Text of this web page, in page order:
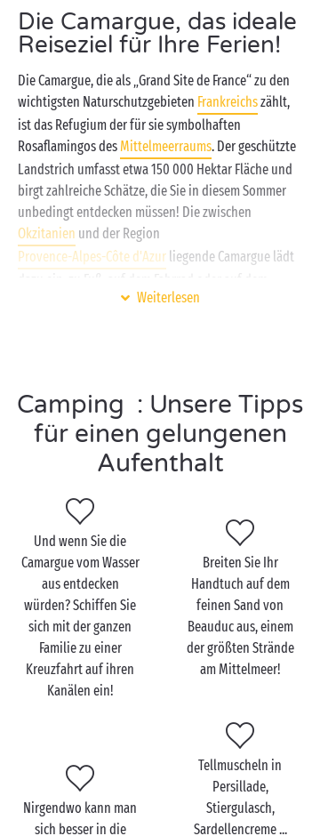
Die Camargue, das ideale
Reiseziel für Ihre Ferien!
Die Camargue, die als „Grand Site de France“ zu den
wichtigsten Naturschutzgebieten Frankreichszählt,
ist das Refugium der für sie symbolhaften
Rosaflamingos des Mittelmeerraums. Der geschützte
Landstrich umfasst etwa 150 000 Hektar Fläche und
birgt zahlreiche Schätze, die Sie in diesem Sommer
unbedingt entdecken müssen! Die zwischen
Okzitanien und der Region
Provence-Alpes-Côte d'Azur liegende Camargue lädt
Rücken eines echten Camargue-Pferdes Urlaub
lassen, empfehlen wir Ihnen einen Aufenthalt in
einemLodge-Zeltfür echte Abenteurer auf unserem
Camping Sandaya an den Pforten zur Camargue! Vor
Sportim Freien, Schwimmbecken,
Familie viel Abwechslung in alle Ihre Ferientage. Das
Abenteuer kann beginnen!
Die Camargue mit der
ganzen Familie
entdecken
Ihnen Gelegenheit, die ganze Schönheit der
Landschaften der Camargue auf sich wirken zu
lassen! Sie reisen mit jungen Reitern an? Entdecken
Sie die Camargue ganz traditionell und machen Sie
sich zu einem
Ausritt auf dem Rücken eines weißen Pferdesauf!
Weiterlesen
Camping : Unsere Tipps
für einen gelungenen
Aufenthalt
Und wenn Sie die
Camargue vom Wasser
aus entdecken
würden? Schiffen Sie
sich mit der ganzen
Familie zu einer
Kreuzfahrt auf ihren
Kanälen ein!
Breiten Sie Ihr
Handtuch auf dem
feinen Sand von
Beauduc aus, einem
der größten Strände
am Mittelmeer!
Nirgendwo kann man
sich besser in die
Tellmuscheln in
Persillade,
Stiergulasch,
Sardellencreme ...